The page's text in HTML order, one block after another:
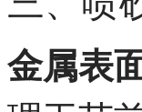
金属表